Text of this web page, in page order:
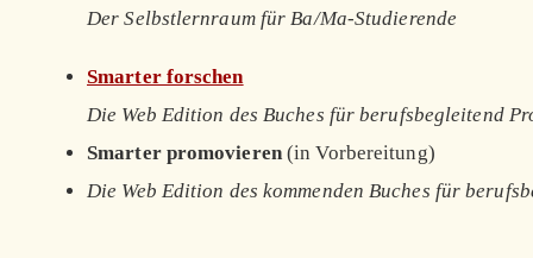
Der Selbstlernraum für Ba/Ma-Studierende
Smarter forschen
Die Web Edition des Buches für berufsbegleitend
Smarter promovieren(in Vorbereitung)
Die Web Edition des kommenden Buches für